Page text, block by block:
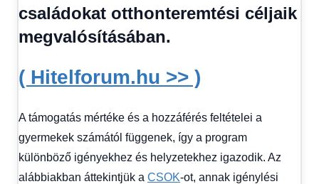
családokat otthonteremtési céljaik
megvalósításában.
( Hitelforum.hu >> )
A támogatás mértéke és a hozzáférés feltételei a
gyermekek számától függenek, így a program
különböző igényekhez és helyzetekhez igazodik. Az
alábbiakban áttekintjük a CSOK-ot, annak igénylési